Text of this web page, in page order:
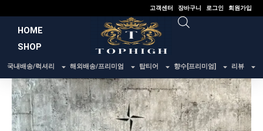
건
너
고객센터 장바구니 로그인 회원가입
HOME
SHOP
국내배송/럭셔리 해외배송/프리미엄 탑티어 향수[프리미엄] 리뷰